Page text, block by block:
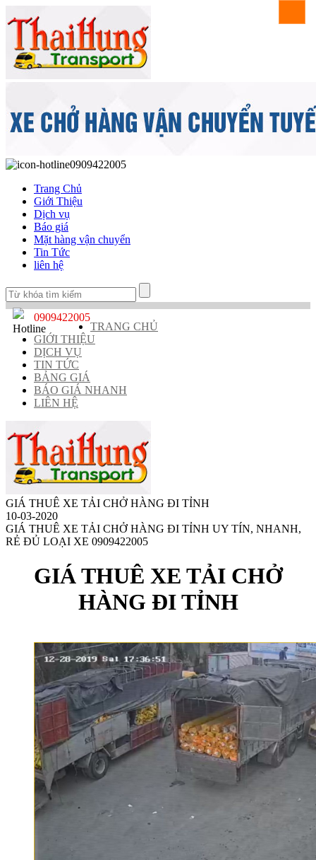
0909422005
Trang Chủ
Giới Thiệu
Dịch vụ
Báo giá
Mặt hàng vận chuyển
Tin Tức
liên hệ
0909422005
TRANG CHỦ
GIỚI THIỆU
DỊCH VỤ
TIN TỨC
BẢNG GIÁ
BÁO GIÁ NHANH
LIÊN HỆ
GIÁ THUÊ XE TẢI CHỞ HÀNG ĐI TỈNH
10-03-2020
GIÁ THUÊ XE TẢI CHỞ HÀNG ĐI TỈNH UY TÍN, NHANH,
RẺ ĐỦ LOẠI XE 0909422005
GIÁ THUÊ XE TẢI CHỞ
HÀNG ĐI TỈNH